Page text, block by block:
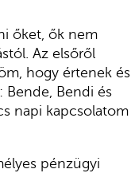
őket, ők nem
Az elsőről
hogy értenek és
Bende, Bendi és
napi kapcsolatom
pénzügyi